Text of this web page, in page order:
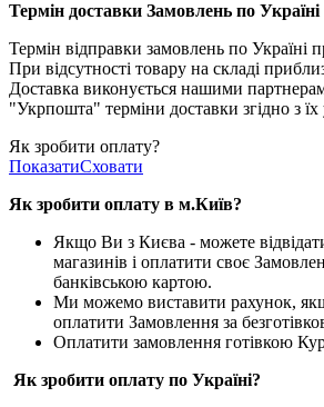
Термін доставки Замовлень по Україні
Термін відправки замовлень по Україні
При відсутності товару на складі
Доставка виконується нашими
"Укрпошта" терміни доставки згідно з
Як зробити оплату?
ПоказатиСховати
Як зробити оплату в м.Київ?
Якщо Ви з Києва - можете
магазинів і оплатити своє
банківською картою.
Ми можемо виставити рахунок,
оплатити Замовлення за
Оплатити замовлення готівкою
Як зробити оплату по Україні?